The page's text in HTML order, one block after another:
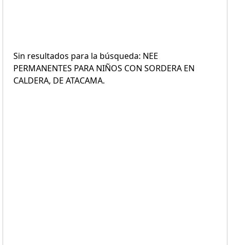
Sin resultados para la búsqueda: NEE
PERMANENTES PARA NIÑOS CON SORDERA EN
CALDERA, DE ATACAMA.